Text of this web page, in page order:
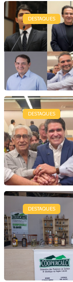
DESTAQUES
DESTAQUES
DESTAQUES